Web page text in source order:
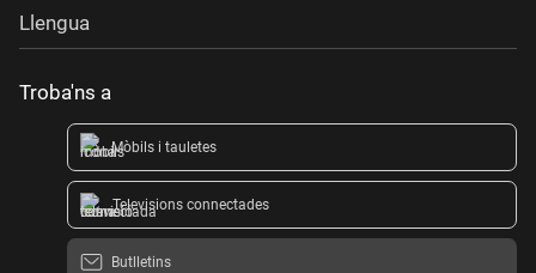
Llengua
Troba'ns a
Mòbils i tauletes
Televisions connectades
Butlletins